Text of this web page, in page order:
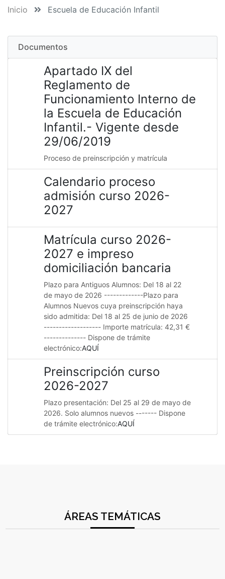
Inicio Escuela de Educación Infantil
Documentos
Apartado IX del
Reglamento de
Funcionamiento Interno de
la Escuela de Educación
Infantil.- Vigente desde
29/06/2019
Proceso de preinscripción y matrícula
Calendario proceso
admisión curso 2026-
2027
Matrícula curso 2026-
2027 e impreso
domiciliación bancaria
Plazo para Antiguos Alumnos: Del 18 al 22
de mayo de 2026 -------------Plazo para
Alumnos Nuevos cuya preinscripción haya
sido admitida: Del 18 al 25 de junio de 2026
------------------- Importe matrícula: 42,31 €
-------------- Dispone de trámite
electrónico:AQUÍ
Preinscripción curso
2026-2027
Plazo presentación: Del 25 al 29 de mayo de
2026. Solo alumnos nuevos ------- Dispone
de trámite electrónico:AQUÍ
ÁREAS TEMÁTICAS